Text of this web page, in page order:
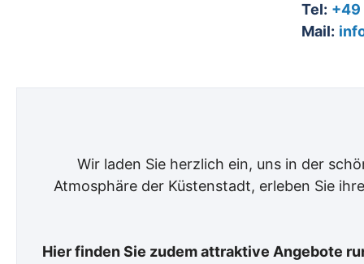
Tel: +49
Mail:
Wir laden Sie herzlich ein, uns in der
Atmosphäre der Küstenstadt, erleben Sie
Hier finden Sie zudem attraktive Angebote